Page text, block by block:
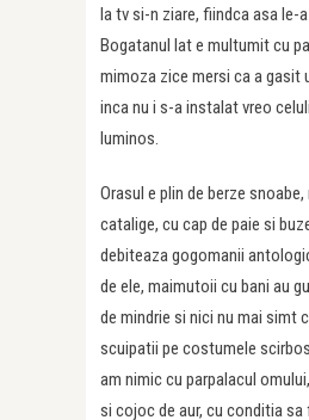
la tv si-n ziare, fiindca asa le-
Bogatanul lat e multumit cu
mimoza zice mersi ca a gasit
inca nu i s-a instalat vreo
luminos.
Orasul e plin de berze
catalige, cu cap de paie si
debiteaza gogomanii
de ele, maimutoii cu bani au
de mindrie si nici nu mai simt
scuipatii pe costumele
am nimic cu parpalacul
si cojoc de aur, cu conditia sa